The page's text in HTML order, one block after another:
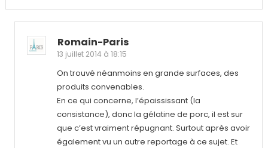
Romain-Paris
13 juillet 2014 à 18:15
On trouvé néanmoins en grande surfaces, des
produits convenables.
En ce qui concerne, l’épaississant (la
consistance), donc la gélatine de porc, il est sur
que c’est vraiment répugnant. Surtout après avoir
également vu un autre reportage à ce sujet. Et